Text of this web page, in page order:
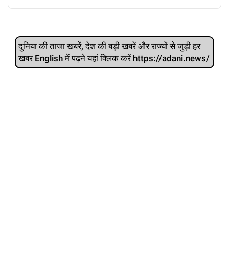
दुनिया की ताजा खबरें, देश की बड़ी खबरें और राज्‍यों से जुड़ी हर
खबर English में पढ़ने यहां क्लिक करें https://adani.news/